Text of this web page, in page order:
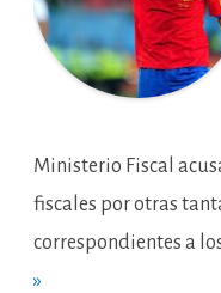
Ministerio Fiscal
fiscales por otras
correspondientes a
»